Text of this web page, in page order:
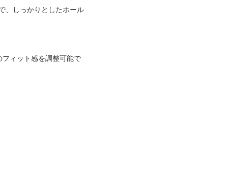
、しっかりとしたホール
ィット感を調整可能で